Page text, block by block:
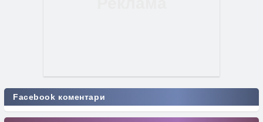
Facebook коментари